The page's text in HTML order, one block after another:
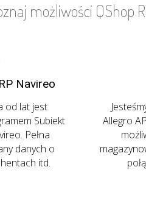
możliwości QShop
Navireo
od lat jest
Subiekt
Pełna
danych o
itd.
Allegro